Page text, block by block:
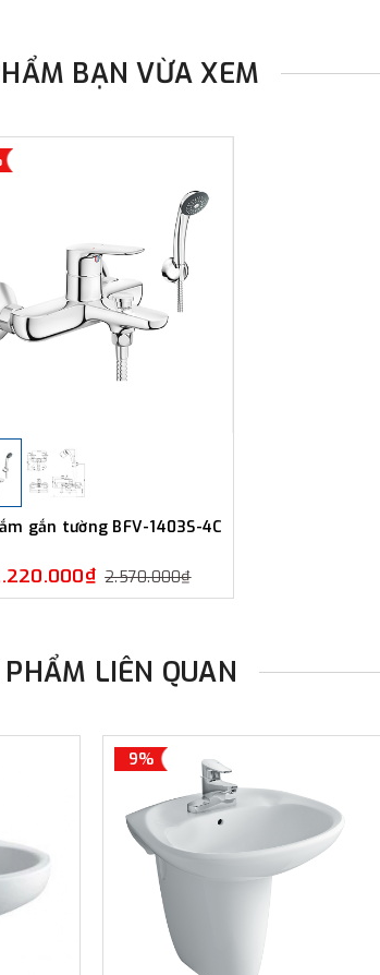
BẠN VỪA XEM
gắn tường BFV-1403S-4C
2.570.000₫
LIÊN QUAN
9%